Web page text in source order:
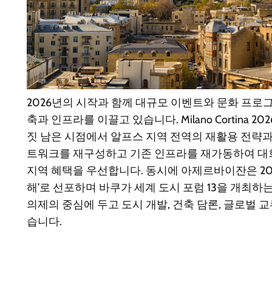
2026년의 시작과 함께 대규모 이벤트와 문화 프로
축과 인프라를 이끌고 있습니다. Milano Cortina
짓 남은 시점에서 알프스 지역 전역의 재활용 전략
트워크를 재구성하고 기존 인프라를 재가동하여
지역 혜택을 우선합니다. 동시에 아제르바이잔은
해’로 선포하며 바쿠가 세계 도시 포럼 13을 개최하
의제의 중심에 두고 도시 개발, 건축 담론, 글로벌
습니다.